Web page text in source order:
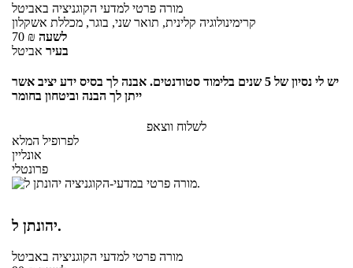
מורה פרטי למדעי הקוגניציה באביטל
קרימינולוגיה קלינית, תואר שני, בוגר, מכללת אשקלון
70 ₪ לשעה
בעיר אביטל
יש לי נסיון של 5 שנים בלימוד סטודנטים. אבנה לך בסיס ידע יציב אשר
ייתן לך הבנה וביטחון בחומר
לשלוח ווצאפ
לפרופיל המלא
אונליין
פרונטלי
יהונתן ל.
מורה פרטי למדעי הקוגניציה באביטל